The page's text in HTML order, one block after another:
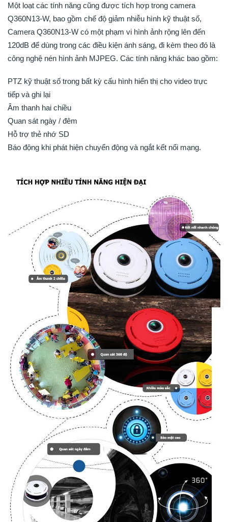
Một loạt các tính năng cũng được tích hợp trong camera
Q360N13-W, bao gồm chế độ giảm nhiễu hình kỹ thuật số,
Camera Q360N13-W có một phạm vi hình ảnh rộng lên đến
120dB để dùng trong các điều kiện ánh sáng, đi kèm theo đó là
công nghệ nén hình ảnh MJPEG. Các tính năng khác bao gồm:
PTZ kỹ thuật số trong bất kỳ cấu hình hiển thị cho video trực
tiếp và ghi lại
Âm thanh hai chiều
Quan sát ngày / đêm
Hỗ trợ thẻ nhớ SD
Báo động khi phát hiện chuyển động và ngắt kết nối mạng.